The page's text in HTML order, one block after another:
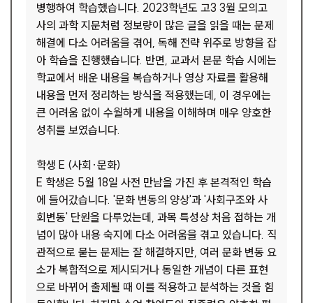
병행하여 학습했습니다. 2023학년도 고3 3월 모의고
사의 과학 지문처럼 정보량이 많은 글을 읽을 때는 문제
해결에 다소 어려움을 겪어, 독해 전략 위주로 방향을 잡
아 학습을 진행했습니다. 반면, 교과서 본문 학습 시에는
학교에서 배운 내용을 복습하거나 영상 자료를 활용해
내용을 먼저 정리하는 방식을 적용했는데, 이 경우에는
큰 어려움 없이 수월하게 내용을 이해하며 매우 양호한
성취를 보였습니다.
학생 E (사회·문화)
E 학생은 5월 18일 사전 만남을 가진 후 본격적인 학습
에 들어갔습니다. '문화 변동의 양상'과 '사회구조와 사
회변동' 단원을 다루었는데, 과목 특성상 처음 접하는 개
념이 많아 내용 숙지에 다소 어려움을 겪고 있습니다. 직
관적으로 묻는 문제는 잘 해결하지만, 여러 문화 변동 요
소가 복합적으로 제시되거나 동일한 개념이 다른 표현
으로 바뀌어 출제될 때 이를 적용하고 분석하는 것을 힘